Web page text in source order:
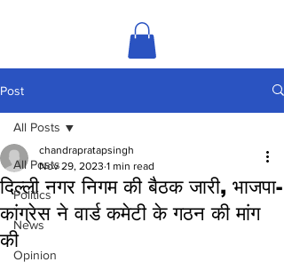
Post
All Posts
Politics
News
Opinion
All Posts
दिल्ली नगर निगम की बैठक जारी, भाजपा-
कांग्रेस ने वार्ड कमेटी के गठन की मांग
की
chandrapratapsingh
Nov 29, 2023 1 min read